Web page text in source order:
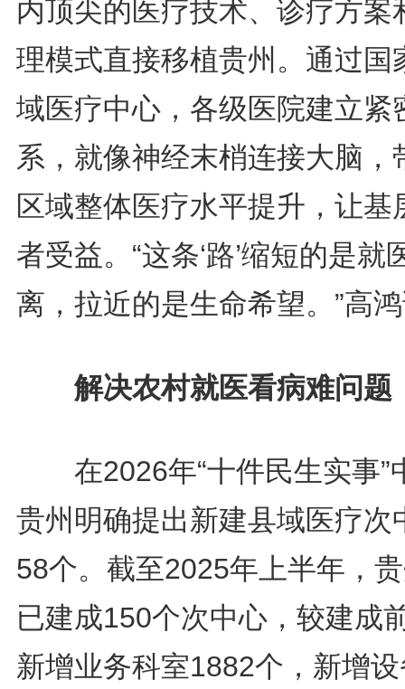
内顶尖的医疗技术、诊疗方案
理模式直接移植贵州。通过国
域医疗中心，各级医院建立紧
系，就像神经末梢连接大脑，
区域整体医疗水平提升，让基
者受益。“这条‘路’缩短的是就
离，拉近的是生命希望。”高
解决农村就医看病难问题
在2026年“十件民生实事”
贵州明确提出新建县域医疗次
58个。截至2025年上半年，
已建成150个次中心，较建成
新增业务科室1882个，新增